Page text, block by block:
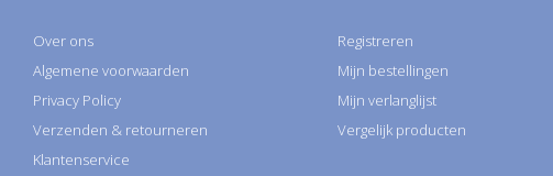
Over ons
Algemene voorwaarden
Privacy Policy
Verzenden & retourneren
Klantenservice
Registreren
Mijn bestellingen
Mijn verlanglijst
Vergelijk producten